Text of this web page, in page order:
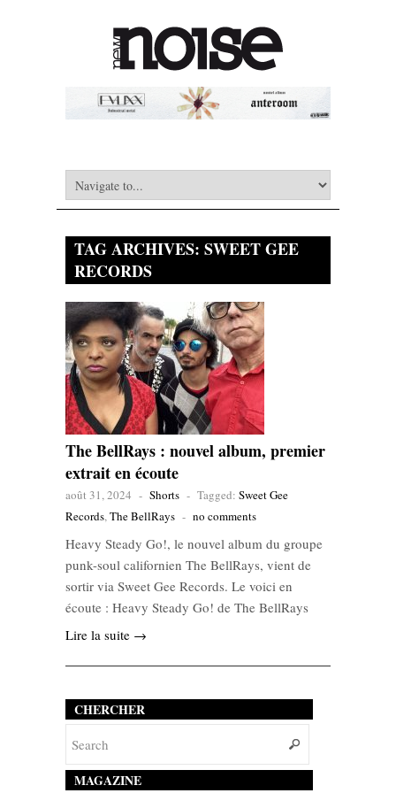
TAG ARCHIVES: SWEET GEE
RECORDS
The BellRays : nouvel album, premier
extrait en écoute
août 31, 2024 - Shorts - Tagged: Sweet Gee
Records,The BellRays - no comments
Heavy Steady Go!, le nouvel album du groupe
punk-soul californien The BellRays, vient de
sortir via Sweet Gee Records. Le voici en
écoute : Heavy Steady Go! de The BellRays
Lire la suite →
CHERCHER
MAGAZINE